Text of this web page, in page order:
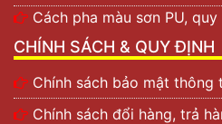
Cách pha màu sơn PU,
CHÍNH SÁCH & QUY ĐỊNH
Chính sách bảo mật thông
Chính sách đổi hàng, trả